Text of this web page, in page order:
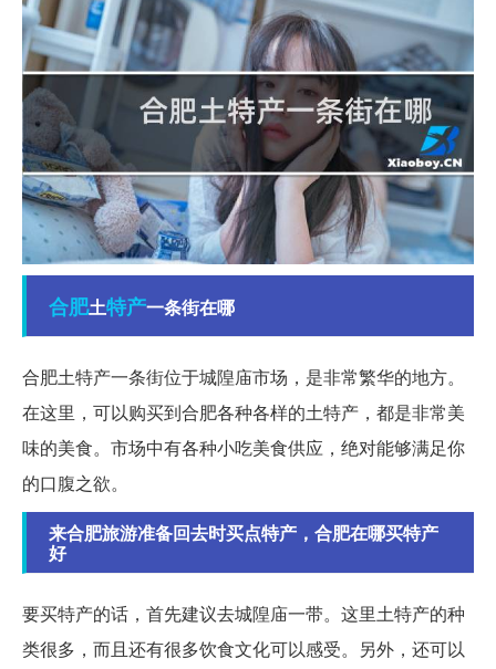
合肥土特产一条街在哪
合肥土特产一条街位于城隍庙市场，是非常繁华的地方。
在这里，可以购买到合肥各种各样的土特产，都是非常美
味的美食。市场中有各种小吃美食供应，绝对能够满足你
的口腹之欲。
来合肥旅游准备回去时买点特产，合肥在哪买特产
好
要买特产的话，首先建议去城隍庙一带。这里土特产的种
类很多，而且还有很多饮食文化可以感受。另外，还可以